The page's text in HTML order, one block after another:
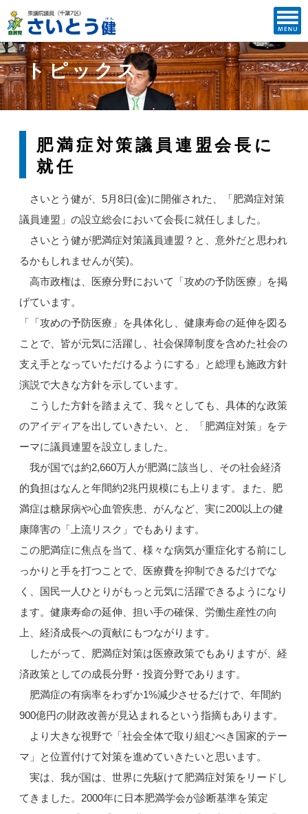
トピックス
肥満症対策議員連盟会長に
就任
さいとう健が、5月8日(金)に開催された、「肥満症対策
議員連盟」の設立総会において会長に就任しました。
さいとう健が肥満症対策議員連盟？と、意外だと思われ
るかもしれませんが(笑)。
高市政権は、医療分野において「攻めの予防医療」を掲
げています。
「「攻めの予防医療」を具体化し、健康寿命の延伸を図る
ことで、皆が元気に活躍し、社会保障制度を含めた社会の
支え手となっていただけるようにする」と総理も施政方針
演説で大きな方針を示しています。
こうした方針を踏まえて、我々としても、具体的な政策
のアイディアを出していきたい、と、「肥満症対策」をテ
ーマに議員連盟を設立しました。
我が国では約2,660万人が肥満に該当し、その社会経済
的負担はなんと年間約2兆円規模にも上ります。また、肥
満症は糖尿病や心血管疾患、がんなど、実に200以上の健
康障害の「上流リスク」でもあります。
この肥満症に焦点を当て、様々な病気が重症化する前にし
っかりと手を打つことで、医療費を抑制できるだけでな
く、国民一人ひとりがもっと元気に活躍できるようになり
ます。健康寿命の延伸、担い手の確保、労働生産性の向
上、経済成長への貢献にもつながります。
したがって、肥満症対策は医療政策でもありますが、経
済政策としての成長分野・投資分野であります。
肥満症の有病率をわずか1%減少させるだけで、年間約
900億円の財政改善が見込まれるという指摘もあります。
より大きな視野で「社会全体で取り組むべき国家的テー
マ」と位置付けて対策を進めていきたいと思います。
実は、我が国は、世界に先駆けて肥満症対策をリードし
てきました。2000年に日本肥満学会が診断基準を策定